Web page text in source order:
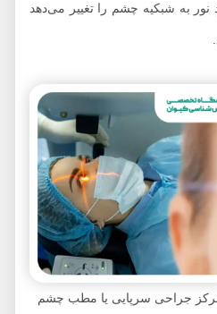
شبکیه چشم را تغییر می‌دهد
سرپایی یا مطب چشم